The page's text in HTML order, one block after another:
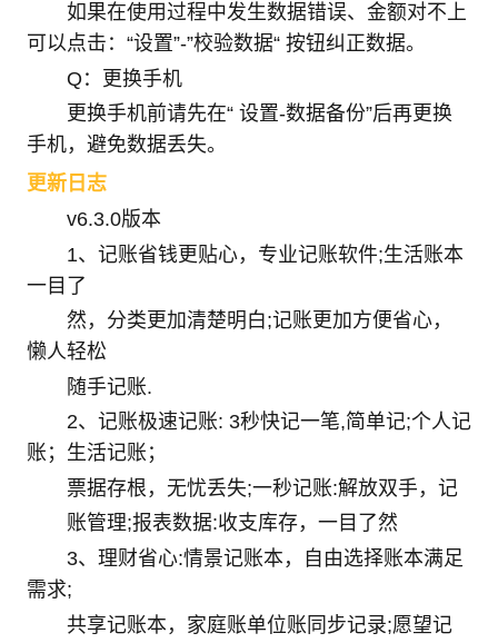
如果在使用过程中发生数据错误、金额对不上
可以点击：“设置”-”校验数据“ 按钮纠正数据。
Q：更换手机
更换手机前请先在“ 设置-数据备份”后再更换
手机，避免数据丢失。
更新日志
v6.3.0版本
1、记账省钱更贴心，专业记账软件;生活账本
一目了
然，分类更加清楚明白;记账更加方便省心，
懒人轻松
随手记账.
2、记账极速记账: 3秒快记一笔,简单记;个人记
账；生活记账；
票据存根，无忧丢失;一秒记账:解放双手，记
账管理;报表数据:收支库存，一目了然
3、理财省心:情景记账本，自由选择账本满足
需求;
共享记账本，家庭账单位账同步记录;愿望记